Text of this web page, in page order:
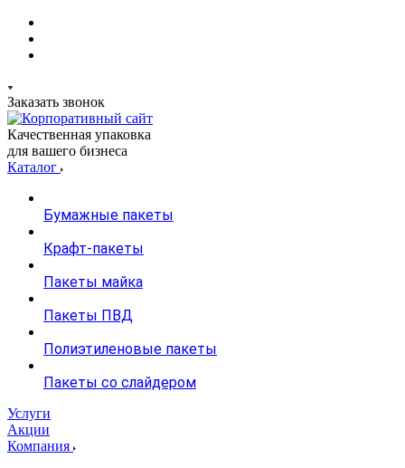
Заказать звонок
Качественная упаковка
для вашего бизнеса
Каталог
Бумажные пакеты
Крафт-пакеты
Пакеты майка
Пакеты ПВД
Полиэтиленовые пакеты
Пакеты со слайдером
Услуги
Акции
Компания